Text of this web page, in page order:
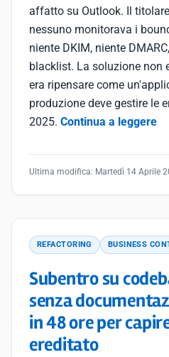
affatto su Outlook. Il
nessuno monitorava i
niente DKIM, niente
blacklist. La soluzione non
era ripensare come
produzione deve gestire le
2025. Continua a leggere
Ultima modifica: Martedì 14 Aprile
REFACTORING BUSINESS
Subentro su
senza
in 48 ore per
ereditato